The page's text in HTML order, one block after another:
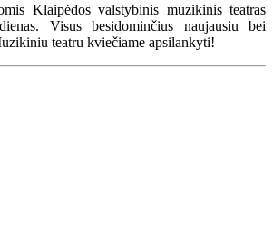
Klaipėdos valstybinis muzikinis teatras
Visus besidominčius naujausiu bei
teatru kviečiame apsilankyti!